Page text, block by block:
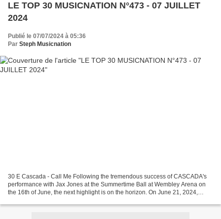
LE TOP 30 MUSICNATION N°473 - 07 JUILLET
2024
Publié le 07/07/2024 à 05:36
Par Steph Musicnation
30 E Cascada - Call Me Following the tremendous success of CASCADA's
performance with Jax Jones at the Summertime Ball at Wembley Arena on
the 16th of June, the next highlight is on the horizon. On June 21, 2024,